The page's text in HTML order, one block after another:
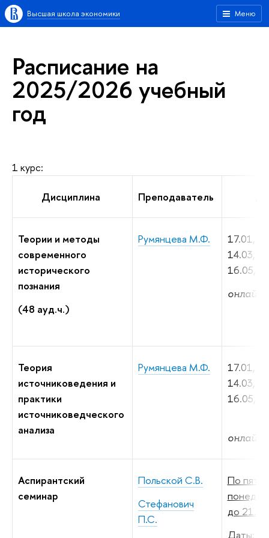
Меню
Высшая школа экономики
Расписание на
2025/2026 учебный
год
1 курс:
Дисциплина Преподаватель
Теории и методы
современного
исторического
познания
(48 ауд.ч.)
Румянцева М.Ф.
17.01,
14.03,
16.05,
онлайн,
Теория
источниковедения и
практики
источниковедческого
анализа
Румянцева М.Ф.
17.01,
14.03,
16.05,
онлайн,
Аспирантский
семинар
Польской С.В.
Стефанович
П.С.
По
до 21.00
Даты: